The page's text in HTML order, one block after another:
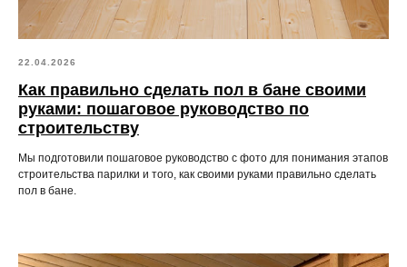
22.04.2026
Как правильно сделать пол в бане своими
руками: пошаговое руководство по
строительству
Мы подготовили пошаговое руководство с фото для понимания этапов
строительства парилки и того, как своими руками правильно сделать
пол в бане.